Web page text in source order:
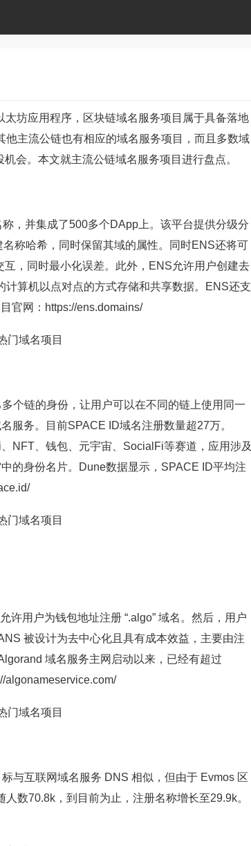
坊应用程序，区块链域名服务项目属于具备落地
主流公链也有相应的域名服务项目，而且多数域
会。本文就主流公链域名服务项目进行盘点。
，并集成了500多个DApp上。该平台提供分级分
名称哈希，同时保留其域的属性。同时ENS还将可
，同时最小化误差。此外，ENS允许用户创建去
算机以点对点的方式存储和共享数据。ENS还支
官网：https://ens.domains/
个链的身份，让用户可以在不同的链上使用同一
服务。目前SPACE ID域名注册数量超27万。
NFT、钱包、元宇宙、SocialFi等赛道，应用涉及
的身份名片。Dune数据显示，SPACE ID平均注
用户为钱包地址注册 “.algo” 域名。然后，用户
被设计为去中心化且具有成本效益，主要由注
域名服务主网启动以来，已经有超过
algonameservice.com/
与互联网域名服务 DNS 相似，但由于 Evmos 区
数70.8k，到目前为止，注册名称增长至29.9k。